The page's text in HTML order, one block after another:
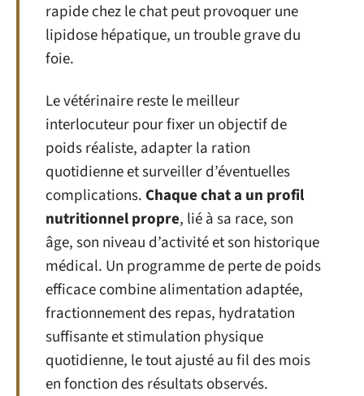
rapide chez le chat peut provoquer une
lipidose hépatique, un trouble grave du
foie.
Le vétérinaire reste le meilleur
interlocuteur pour fixer un objectif de
poids réaliste, adapter la ration
quotidienne et surveiller d’éventuelles
complications. Chaque chat a un profil
nutritionnel propre, lié à sa race, son
âge, son niveau d’activité et son historique
médical. Un programme de perte de poids
efficace combine alimentation adaptée,
fractionnement des repas, hydratation
suffisante et stimulation physique
quotidienne, le tout ajusté au fil des mois
en fonction des résultats observés.